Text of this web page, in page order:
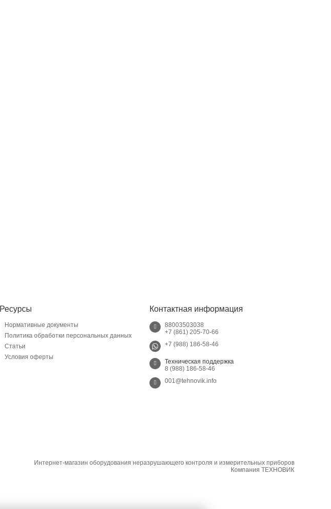
Ресурсы
Нормативные документы
Политика обработки персональных данных
Статьи
Условия оферты
Контактная информация
88003503038
+7 (861) 205-70-66
+7 (988) 186-58-46
Техническая поддержка
8 (988) 186-58-46
001@tehnovik.info
Интернет-магазин оборудования неразрушающего контроля и измерительных приборов
Компания ТЕХНОВИК